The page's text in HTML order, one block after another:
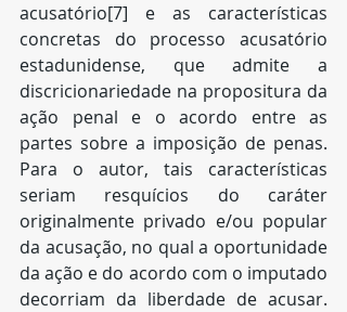
acusatório[7] e as características
concretas do processo acusatório
estadunidense, que admite a
discricionariedade na propositura da
ação penal e o acordo entre as
partes sobre a imposição de penas.
Para o autor, tais características
seriam resquícios do caráter
originalmente privado e/ou popular
da acusação, no qual a oportunidade
da ação e do acordo com o imputado
decorriam da liberdade de acusar.